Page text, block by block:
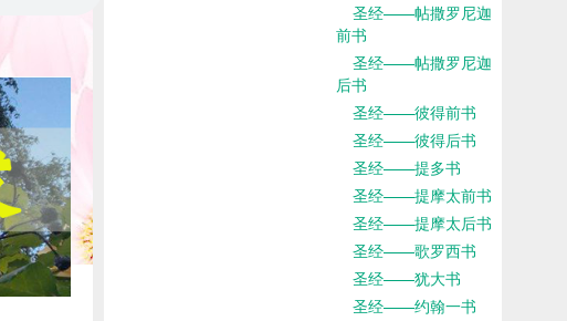
圣经——帖撒罗尼迦
前书
圣经——帖撒罗尼迦
后书
圣经——彼得前书
圣经——彼得后书
圣经——提多书
圣经——提摩太前书
圣经——提摩太后书
圣经——歌罗西书
圣经——犹大书
圣经——约翰一书